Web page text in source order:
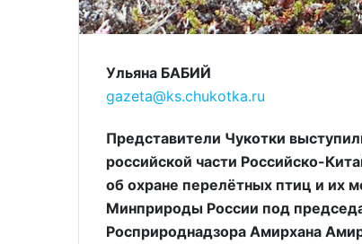
Ульяна БАБИЙ
gazeta@ks.chukotka.ru
Представители Чукотки
российской части Российско-
об охране перелётных птиц и их
Минприроды России под
Росприроднадзора Амирхана